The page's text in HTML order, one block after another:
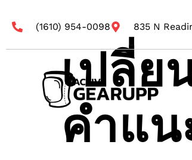
(1610) 954-0098 835 N
เปลี่ย
คำแน